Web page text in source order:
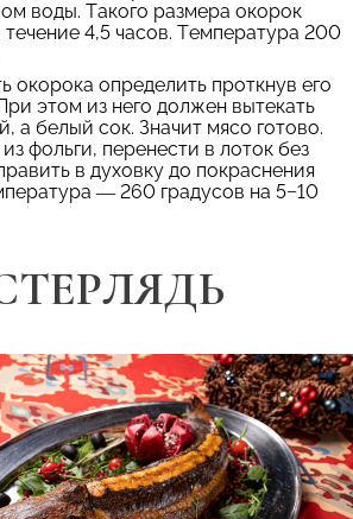
воды. Такого размера окорок
течение 4,5 часов. Температура 200
окорока определить проткнув его
этом из него должен вытекать
а белый сок. Значит мясо готово.
фольги, перенести в лоток без
в духовку до покраснения
— 260 градусов на 5−10